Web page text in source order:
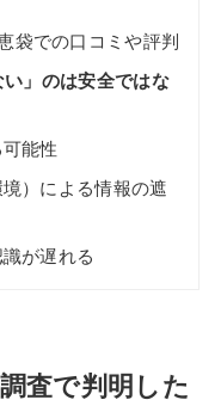
袋での口コミや評判
」のは安全ではな
能性
）による情報の遮
が遅れる
査で判明した